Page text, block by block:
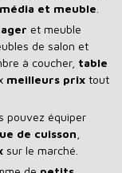
et meuble.
et meuble
de salon et
à coucher, table
meilleurs prix tout
pouvez équiper
de cuisson,
sur le marché.